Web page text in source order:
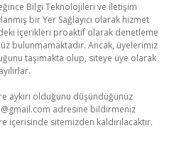
Bilgi Teknolojileri ve İletişim
bir Yer Sağlayıcı olarak hizmet
içerikleri proaktif olarak denetleme
bulunmamaktadır. Ancak, üyelerimiz
taşımakta olup, siteye üye olarak
aykırı olduğunu düşündüğünüz
adresine bildirmeniz
içerisinde sitemizden kaldırılacaktır.